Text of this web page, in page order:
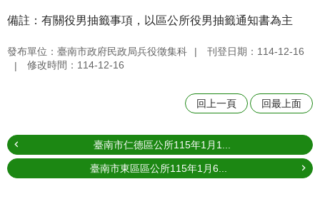
備註：有關役男抽籤事項，以區公所役男抽籤通知書為主
發布單位：臺南市政府民政局兵役徵集科
刊登日期：114-12-16
修改時間：114-12-16
回上一頁 回最上面
臺南市仁德區公所115年1月1...
臺南市東區區公所115年1月6...